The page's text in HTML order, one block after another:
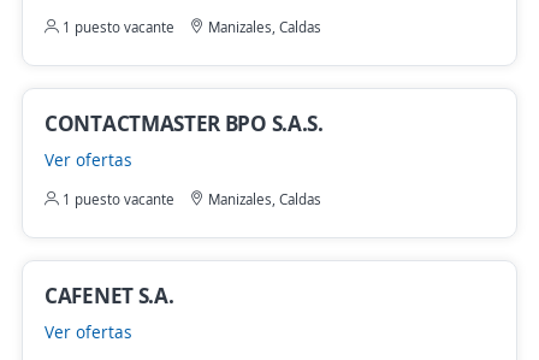
1 puesto vacante Manizales, Caldas
CONTACTMASTER BPO S.A.S.
Ver ofertas
1 puesto vacante Manizales, Caldas
CAFENET S.A.
Ver ofertas